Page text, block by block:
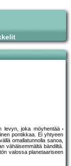
levyn, joka möyhentää
pontikkaa. Ei yhtyeen
omallatunnolla sanoa,
vähäisemmältä bändiltä.
valossa planetaariseen